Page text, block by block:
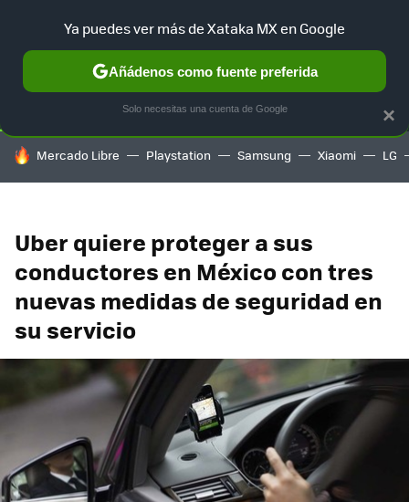
SELECCIÓN GAMING HOME AUTO TERRITORIO
HOY SE HABLA DE
Mercado Libre Playstation Samsung Xiaomi LG
Uber quiere proteger a sus
conductores en México con tres
nuevas medidas de seguridad en
su servicio
×
Ya puedes ver más de Xataka MX en Google
Añádenos como fuente preferida
Solo necesitas una cuenta de Google